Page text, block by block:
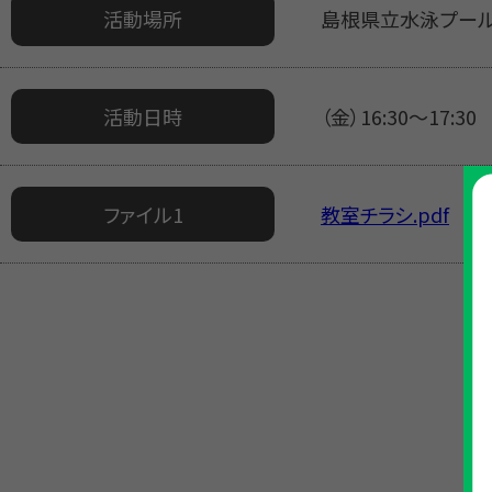
活動場所 島根県立水泳プー
活動日時 （金）16:30～17:30
ファイル1 教室チラシ.pdf